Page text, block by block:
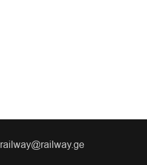
railway@railway.ge